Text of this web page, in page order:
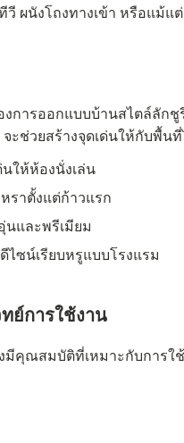
วี ผนังโถงทางเข้า หรือแม้แ
ออกแบบบ้านสไตล์ลักชูรี่
จะช่วยสร้างจุดเด่นให้กับพื้น
ให้ห้องนั่งเล่น
หราตั้งแต่ก้าวแรก
นและพรีเมียม
ไซน์เรียบหรูแบบโรงแรม
ย์การใช้งาน
สมบัติที่เหมาะกับการใช้